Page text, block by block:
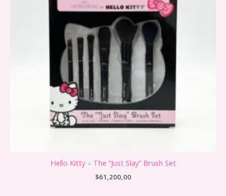
Hello Kitty – The “Just Slay” Brush Set
$61,200,00